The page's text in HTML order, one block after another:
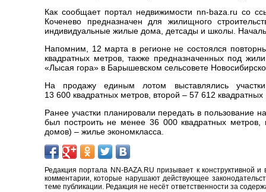
Как сообщает портал недвижимости nn-baza.ru со
Коченево предназначен для жилищного
индивидуальные жилые дома, детсады и школы.
Напомним, 12 марта в регионе не состоялся
квадратных метров, также предназначенных под
«Лысая гора» в Барышевском сельсовете
На продажу единым лотом выставлялись
13 600 квадратных метров, второй – 57 612
Ранее участки планировали передать в пользование
был построить не менее 36 000 квадратных
домов) – жилье экономкласса.
Редакция портала NN-BAZA.RU призывает к конструктивной
комментарии, которые нарушают действующее
теме публикации. Редакция не несёт ответственности за